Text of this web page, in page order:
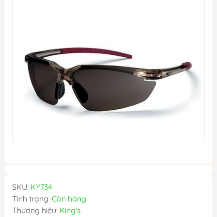
SKU: KY734
Tình trạng: Còn hàng
Thương hiệu: King's